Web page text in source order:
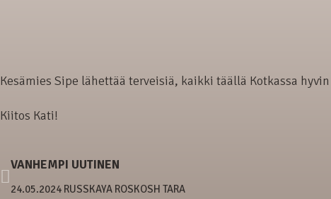
Kesämies Sipe lähettää terveisiä, kaikki täällä Kotkassa
Kiitos Kati!
VANHEMPI UUTINEN
24.05.2024 RUSSKAYA ROSKOSH TARA